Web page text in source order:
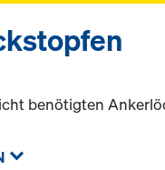
benötigten